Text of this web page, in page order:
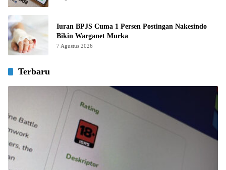
Iuran BPJS Cuma 1 Persen Postingan Nakesindo
Bikin Warganet Murka
7 Agustus 2026
Terbaru